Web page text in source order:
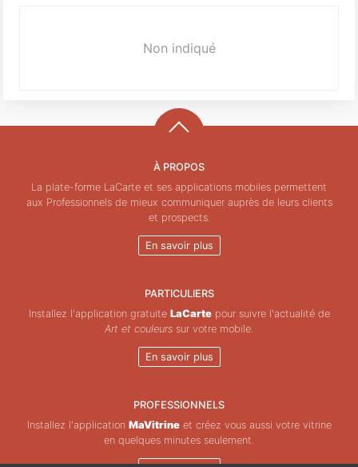
Non indiqué
À PROPOS
La plate-forme LaCarte et ses applications mobiles permettent
aux Professionnels de mieux communiquer auprès de leurs clients
et prospects.
En savoir plus
PARTICULIERS
Installez l'application gratuite LaCartepour suivre l'actualité de
Art et couleurs sur votre mobile.
En savoir plus
PROFESSIONNELS
Installez l'application MaVitrineet créez vous aussi votre vitrine
en quelques minutes seulement.